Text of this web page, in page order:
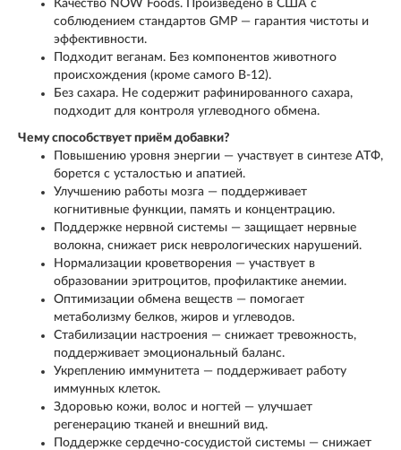
Качество NOW Foods. Произведено в США с
соблюдением стандартов GMP — гарантия чистоты и
эффективности.
Подходит веганам. Без компонентов животного
происхождения (кроме самого B-12).
Без сахара. Не содержит рафинированного сахара,
подходит для контроля углеводного обмена.
Чему способствует приём добавки?
Повышению уровня энергии — участвует в синтезе АТФ,
борется с усталостью и апатией.
Улучшению работы мозга — поддерживает
когнитивные функции, память и концентрацию.
Поддержке нервной системы — защищает нервные
волокна, снижает риск неврологических нарушений.
Нормализации кроветворения — участвует в
образовании эритроцитов, профилактике анемии.
Оптимизации обмена веществ — помогает
метаболизму белков, жиров и углеводов.
Стабилизации настроения — снижает тревожность,
поддерживает эмоциональный баланс.
Укреплению иммунитета — поддерживает работу
иммунных клеток.
Здоровью кожи, волос и ногтей — улучшает
регенерацию тканей и внешний вид.
Поддержке сердечно‑сосудистой системы — снижает